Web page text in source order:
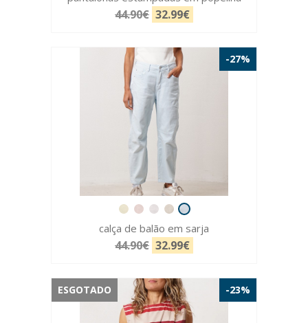
44.90€ 32.99€
-27%
calça de balão em sarja
44.90€ 32.99€
ESGOTADO -23%